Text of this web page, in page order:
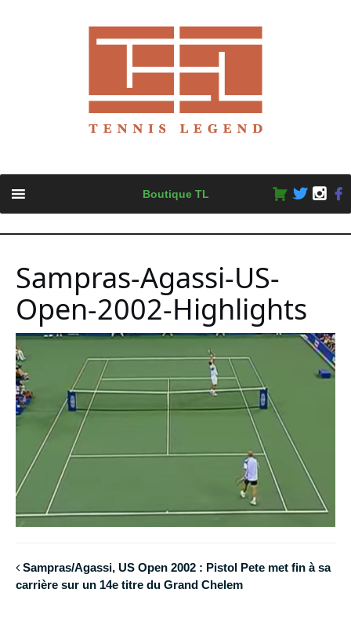
content
Boutique TL
Sampras-Agassi-US-
Open-2002-Highlights
Sampras/Agassi, US Open 2002 : Pistol Pete met fin à sa
carrière sur un 14e titre du Grand Chelem